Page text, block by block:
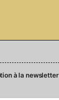
à la newsletter